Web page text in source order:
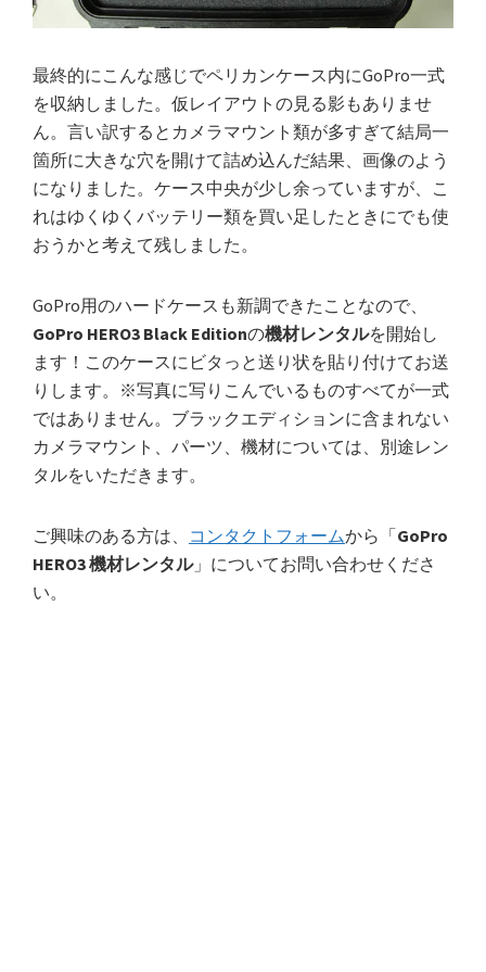
最終的にこんな感じでペリカンケース内にGoPro一式
を収納しました。仮レイアウトの見る影もありませ
ん。言い訳するとカメラマウント類が多すぎて結局一
箇所に大きな穴を開けて詰め込んだ結果、画像のよう
になりました。ケース中央が少し余っていますが、こ
れはゆくゆくバッテリー類を買い足したときにでも使
おうかと考えて残しました。
GoPro用のハードケースも新調できたことなので、
GoPro HERO3 Black Editionの機材レンタルを開始し
ます！このケースにビタっと送り状を貼り付けてお送
りします。※写真に写りこんでいるものすべてが一式
ではありません。ブラックエディションに含まれない
カメラマウント、パーツ、機材については、別途レン
タルをいただきます。
ご興味のある方は、 コンタクトフォームから「GoPro
HERO3 機材レンタル」についてお問い合わせくださ
い。